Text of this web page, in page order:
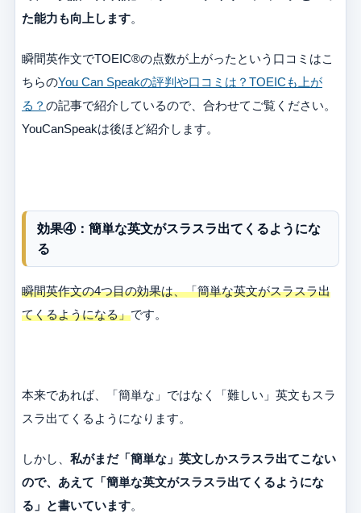
た能力も向上します。
瞬間英作文でTOEIC®の点数が上がったという口コミはこ
ちらのYou Can Speakの評判や口コミは？TOEICも上が
る？ の記事で紹介しているので、合わせてご覧ください。
YouCanSpeakは後ほど紹介します。
効果④：簡単な英文がスラスラ出てくるようにな
る
瞬間英作文の4つ目の効果は、「簡単な英文がスラスラ出
てくるようになる」です。
本来であれば、「簡単な」ではなく「難しい」英文もスラ
スラ出てくるようになります。
しかし、 私がまだ「簡単な」英文しかスラスラ出てこない
ので、あえて「簡単な英文がスラスラ出てくるようにな
る」と書いています。